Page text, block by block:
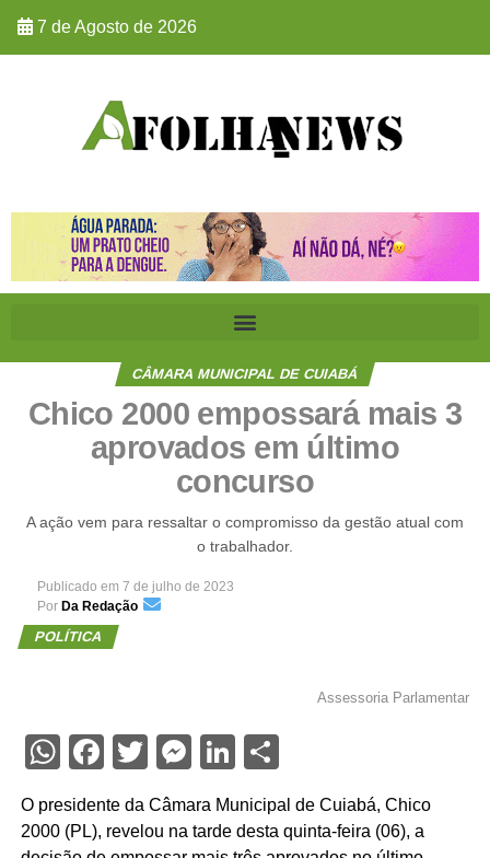
7 de Agosto de 2026
CÂMARA MUNICIPAL DE CUIABÁ
Chico 2000 empossará mais 3
aprovados em último
concurso
A ação vem para ressaltar o compromisso da gestão atual com
o trabalhador.
Publicado em 7 de julho de 2023
Por Da Redação
POLÍTICA
Assessoria Parlamentar
WhatsApp
Facebook
Twitter
Messenger
LinkedIn
Share
O presidente da Câmara Municipal de Cuiabá, Chico
2000 (PL), revelou na tarde desta quinta-feira (06), a